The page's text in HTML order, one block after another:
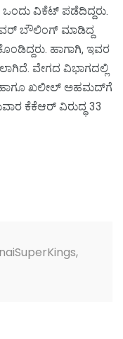
ಒಂದು ವಿಕೆಟ್‌ ಪಡೆದಿದ್ದರು.
ಓವರ್‌ ಬೌಲಿಂಗ್‌ ಮಾಡಿದ್ದ
ಹಾಗಾಗಿ, ಇವರ
ವೇಗದ ವಿಭಾಗದಲ್ಲಿ
ಹಾಗೂ ಖಲೀಲ್‌ ಅಹಮದ್‌ಗೆ
ಕೆಕೆಆರ್‌ ವಿರುದ್ಧ 33
,